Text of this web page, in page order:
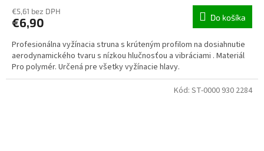
€5,61 bez DPH
€6,90 Do košíka
Profesionálna vyžínacia struna s krúteným profilom na dosiahnutie
aerodynamického tvaru s nízkou hlučnosťou a vibráciami . Materiál
Pro polymér. Určená pre všetky vyžínacie hlavy.
Kód: ST-0000 930 2284